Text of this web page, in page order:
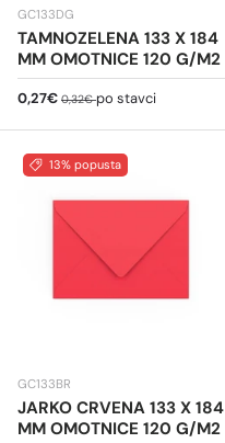
GC133DG
TAMNOZELENA 133 X 184
MM OMOTNICE 120 G/M2
Cijena na sniženju
0,27€ Redovna cijena
0,32€po stavci
13% popusta
GC133BR
JARKO CRVENA 133 X 184
MM OMOTNICE 120 G/M2